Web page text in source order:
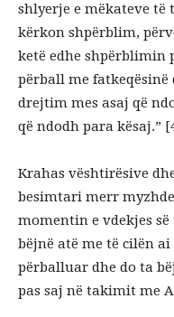
shlyerje e mëkateve të
kërkon shpërblim,
ketë edhe shpërblimin
përball me
drejtim mes asaj që
që ndodh para kësaj.”
Krahas vështirësive
besimtari merr
momentin e vdekjes
bëjnë atë me të cilën
përballuar dhe do ta
pas saj në takimit me